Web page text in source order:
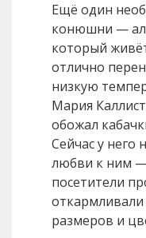
Ещё один
конюшни —
который
отлично
низкую
Мария
обожал
Сейчас у него
любви к ним —
посетители
размеров и